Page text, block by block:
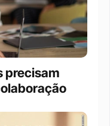
precisam